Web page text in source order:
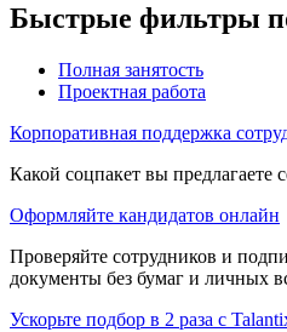
Быстрые фильтры
Полная занятость
Проектная работа
Корпоративная поддержка
Какой соцпакет вы предлагаете
Оформляйте кандидатов онлайн
Проверяйте сотрудников и
документы без бумаг и личных
Ускорьте подбор в 2 раза с